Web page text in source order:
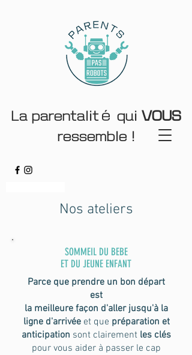
La parentalité qui VOUS
ressemble !
Nos ateliers
SOMMEIL DU BEBE
ET DU JEUNE ENFANT
Parce que prendre un bon départ
est
la meilleure façon d'aller jusqu'à la
ligne d'arrivée et que préparation et
anticipation sont clairement les clés
pour vous aider à passer le cap